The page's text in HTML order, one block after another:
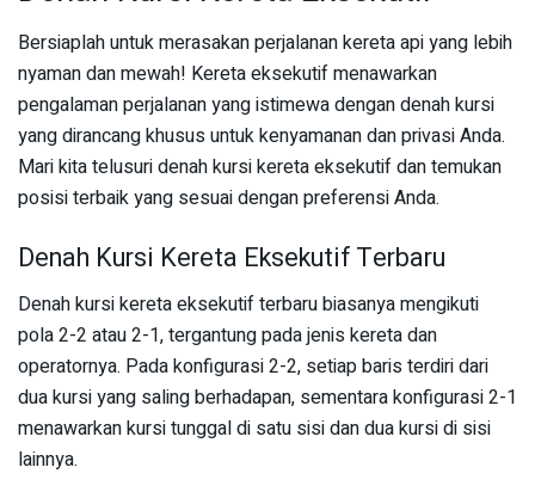
Bersiaplah untuk merasakan perjalanan kereta api yang lebih
nyaman dan mewah! Kereta eksekutif menawarkan
pengalaman perjalanan yang istimewa dengan denah kursi
yang dirancang khusus untuk kenyamanan dan privasi Anda.
Mari kita telusuri denah kursi kereta eksekutif dan temukan
posisi terbaik yang sesuai dengan preferensi Anda.
Denah Kursi Kereta Eksekutif Terbaru
Denah kursi kereta eksekutif terbaru biasanya mengikuti
pola 2-2 atau 2-1, tergantung pada jenis kereta dan
operatornya. Pada konfigurasi 2-2, setiap baris terdiri dari
dua kursi yang saling berhadapan, sementara konfigurasi 2-1
menawarkan kursi tunggal di satu sisi dan dua kursi di sisi
lainnya.